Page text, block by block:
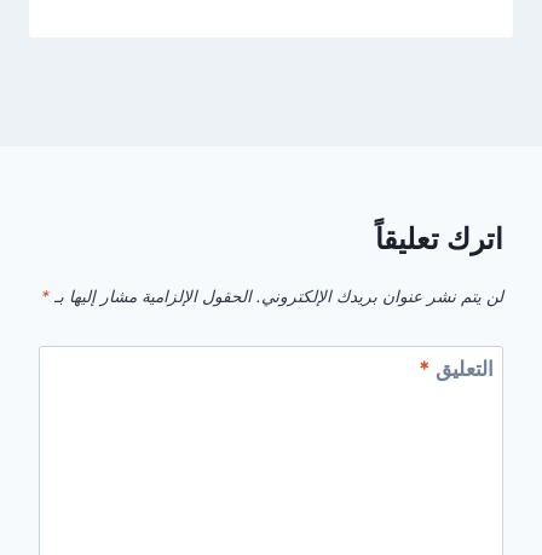
اترك تعليقاً
لن يتم نشر عنوان بريدك الإلكتروني. الحقول الإلزامية مشار إليها بـ *
التعليق *